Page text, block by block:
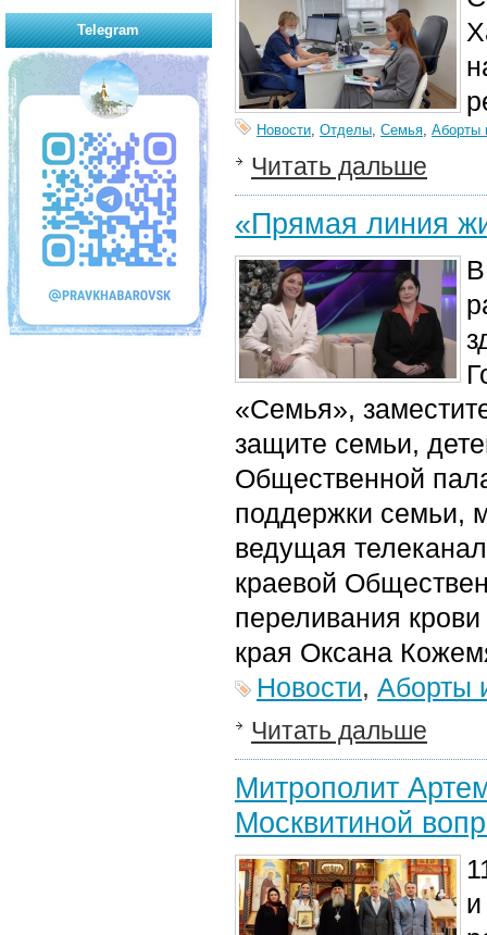
Новости, Отделы, Семья, Аборты
Читать дальше
«Прямая линия
«Семья»,
защите семьи,
Общественной
поддержки семьи,
ведущая
краевой
переливания
края Оксана
Новости, Аборты
Читать дальше
Митрополит
Москвитиной
Telegram